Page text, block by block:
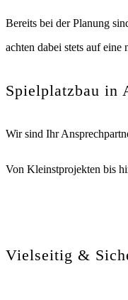
Bereits bei der Planung
achten dabei stets auf
Spielplatzbau in
Wir sind Ihr
Von Kleinstprojekten bis
Vielseitig &